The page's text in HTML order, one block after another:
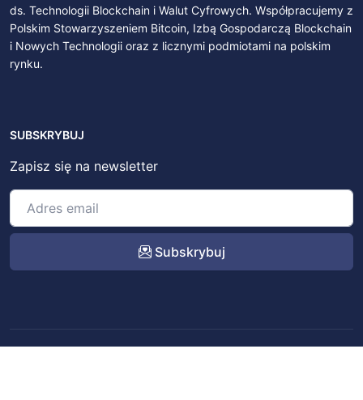
ds. Technologii Blockchain i Walut Cyfrowych. Współpracujemy z
Polskim Stowarzyszeniem Bitcoin, Izbą Gospodarczą Blockchain
i Nowych Technologii oraz z licznymi podmiotami na polskim
rynku.
SUBSKRYBUJ
Zapisz się na newsletter
Subskrybuj